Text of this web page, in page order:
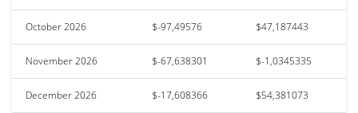
October 2026 $-97,49576 $47,187443
November 2026 $-67,638301 $-1,0345335
December 2026 $-17,608366 $54,381073